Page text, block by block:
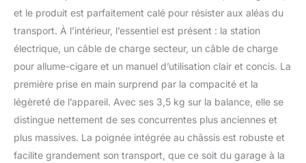
et le produit est parfaitement calé pour résister aux aléas du
transport. À l’intérieur, l’essentiel est présent : la station
électrique, un câble de charge secteur, un câble de charge
pour allume-cigare et un manuel d’utilisation clair et concis. La
première prise en main surprend par la compacité et la
légèreté de l’appareil. Avec ses 3,5 kg sur la balance, elle se
distingue nettement de ses concurrentes plus anciennes et
plus massives. La poignée intégrée au châssis est robuste et
facilite grandement son transport, que ce soit du garage à la